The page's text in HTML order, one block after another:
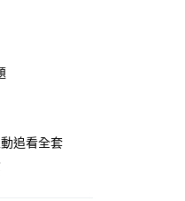
到大哥付的交易
確認付款後即
面所載為準。
訂單將自動取
讓您購物簡單
追看全套